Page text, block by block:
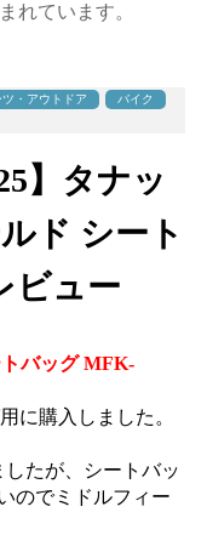
れています。
ツ・アウトドア
バイク
】タナッ
ド シート
ビュー
バッグ MFK-
に購入しました。
たが、シートバッ
のでミドルフィー